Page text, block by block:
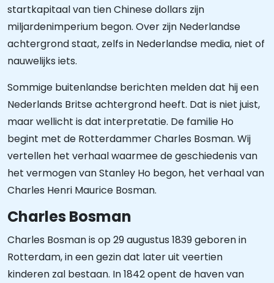
startkapitaal van tien Chinese dollars zijn
miljardenimperium begon. Over zijn Nederlandse
achtergrond staat, zelfs in Nederlandse media, niet of
nauwelijks iets.
Sommige buitenlandse berichten melden dat hij een
Nederlands Britse achtergrond heeft. Dat is niet juist,
maar wellicht is dat interpretatie. De familie Ho
begint met de Rotterdammer Charles Bosman. Wij
vertellen het verhaal waarmee de geschiedenis van
het vermogen van Stanley Ho begon, het verhaal van
Charles Henri Maurice Bosman.
Charles Bosman
Charles Bosman is op 29 augustus 1839 geboren in
Rotterdam, in een gezin dat later uit veertien
kinderen zal bestaan. In 1842 opent de haven van